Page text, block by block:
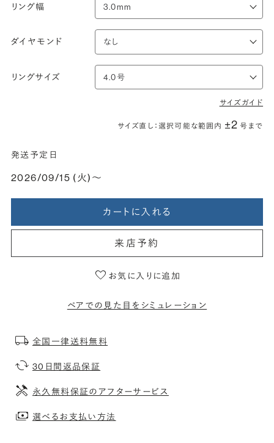
リング幅
ダイヤモンド
リングサイズ
サイズガイド
サイズ直し：選択可能な範囲内 ±2 号まで
発送予定日
2026/09/15 (火)〜
カートに入れる
来店予約
お気に入りに追加
ペアでの見た目をシミュレーション
全国一律送料無料
30日間返品保証
永久無料保証のアフターサービス
選べるお支払い方法